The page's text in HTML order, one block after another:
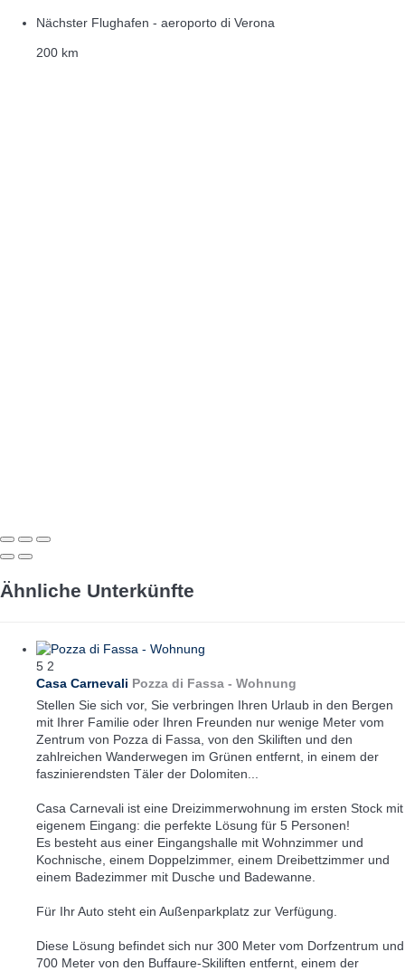
Nächster Flughafen - aeroporto di Verona
200 km
Ähnliche Unterkünfte
5 2
Casa Carnevali Pozza di Fassa - Wohnung
Stellen Sie sich vor, Sie verbringen Ihren Urlaub in den Bergen
mit Ihrer Familie oder Ihren Freunden nur wenige Meter vom
Zentrum von Pozza di Fassa, von den Skiliften und den
zahlreichen Wanderwegen im Grünen entfernt, in einem der
faszinierendsten Täler der Dolomiten...
Casa Carnevali ist eine Dreizimmerwohnung im ersten Stock mit
eigenem Eingang: die perfekte Lösung für 5 Personen!
Es besteht aus einer Eingangshalle mit Wohnzimmer und
Kochnische, einem Doppelzimmer, einem Dreibettzimmer und
einem Badezimmer mit Dusche und Badewanne.
Für Ihr Auto steht ein Außenparkplatz zur Verfügung.
Diese Lösung befindet sich nur 300 Meter vom Dorfzentrum und
700 Meter von den Buffaure-Skiliften entfernt, einem der